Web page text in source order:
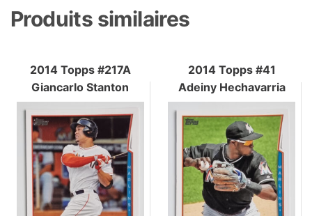
Produits similaires
2014 Topps #217A
Giancarlo Stanton
2014 Topps #41
Adeiny Hechavarria